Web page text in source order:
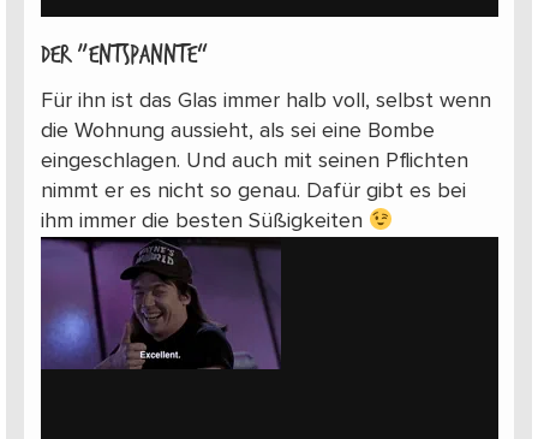
Der „Entspannte“
Für ihn ist das Glas immer halb voll, selbst wenn
die Wohnung aussieht, als sei eine Bombe
eingeschlagen. Und auch mit seinen Pflichten
nimmt er es nicht so genau. Dafür gibt es bei
ihm immer die besten Süßigkeiten